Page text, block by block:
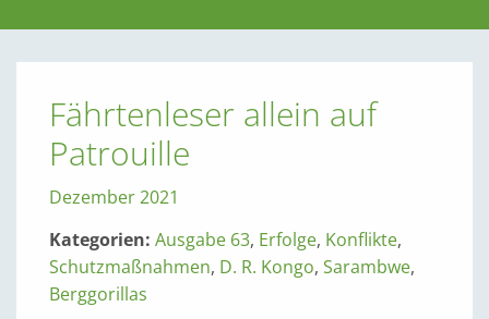
Fährtenleser allein auf
Patrouille
Dezember 2021
Kategorien: Ausgabe 63, Erfolge, Konflikte,
Schutzmaßnahmen, D. R. Kongo, Sarambwe,
Berggorillas